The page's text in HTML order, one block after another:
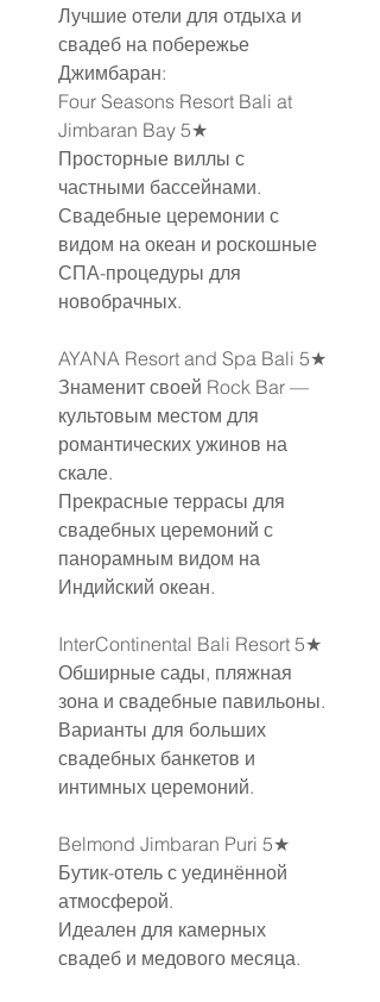
Лучшие отели для отдыха и
свадеб на побережье
Джимбаран:
Four Seasons Resort Bali at
Jimbaran Bay 5★
Просторные виллы с
частными бассейнами.
Свадебные церемонии с
видом на океан и роскошные
СПА-процедуры для
новобрачных.
AYANA Resort and Spa Bali 5★
Знаменит своей Rock Bar —
культовым местом для
романтических ужинов на
скале.
Прекрасные террасы для
свадебных церемоний с
панорамным видом на
Индийский океан.
InterContinental Bali Resort 5★
Обширные сады, пляжная
зона и свадебные павильоны.
Варианты для больших
свадебных банкетов и
интимных церемоний.
Belmond Jimbaran Puri 5★
Бутик-отель с уединённой
атмосферой.
Идеален для камерных
свадеб и медового месяца.